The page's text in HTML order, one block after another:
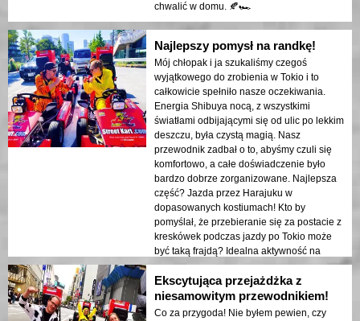
chwalić w domu. 🍂🏎️
Najlepszy pomysł na randkę!
Mój chłopak i ja szukaliśmy czegoś
wyjątkowego do zrobienia w Tokio i to
całkowicie spełniło nasze oczekiwania.
Energia Shibuya nocą, z wszystkimi
światłami odbijającymi się od ulic po lekkim
deszczu, była czystą magią. Nasz
przewodnik zadbał o to, abyśmy czuli się
komfortowo, a całe doświadczenie było
bardzo dobrze zorganizowane. Najlepsza
część? Jazda przez Harajuku w
dopasowanych kostiumach! Kto by
pomyślał, że przebieranie się za postacie z
kreskówek podczas jazdy po Tokio może
być taką frajdą? Idealna aktywność na
randkę! 💕
Ekscytująca przejażdżka z
niesamowitym przewodnikiem!
Co za przygoda! Nie byłem pewien, czy